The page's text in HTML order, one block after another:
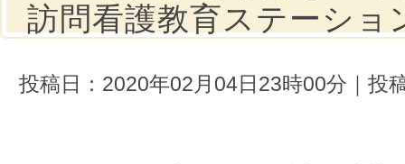
訪問看護教育ステーショ
投稿日：2020年02月04日23時00分｜投